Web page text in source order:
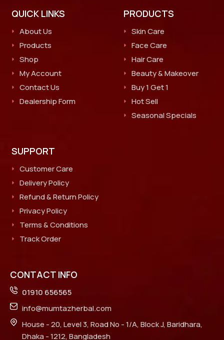
QUICK LINKS
About Us
Products
Shop
My Account
Contact Us
Dealership Form
PRODUCTS
Skin Care
Face Care
Hair Care
Beauty & Makeover
Buy 1 Get 1
Hot Sell
Seasonal Specials
SUPPORT
Customer Care
Delivery Policy
Refund & Return Policy
Privacy Policy
Terms & Conditions
Track Order
CONTACT INFO
01910 656565
info@mumtazherbal.com
House - 20, Level 3, Road No - 1/A, Block J, Baridhara,
Dhaka - 1212, Bangladesh